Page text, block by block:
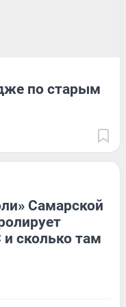
по старым
Самарской
сколько там